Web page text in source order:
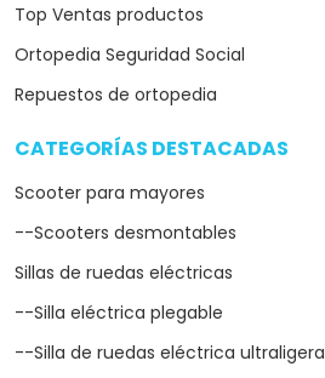
Top Ventas productos
Ortopedia Seguridad Social
Repuestos de ortopedia
CATEGORÍAS DESTACADAS
Scooter para mayores
--Scooters desmontables
Sillas de ruedas eléctricas
--Silla eléctrica plegable
--Silla de ruedas eléctrica ultraligera